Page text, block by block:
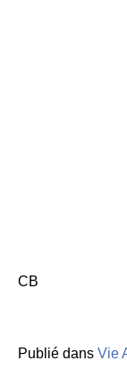
CB
Publié dans Vie